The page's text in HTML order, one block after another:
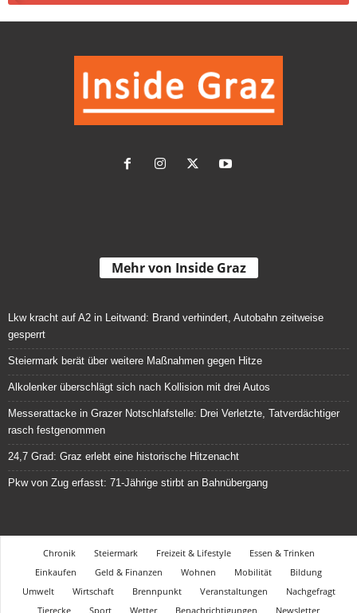
Mehr von Inside Graz
Lkw kracht auf A2 in Leitwand: Brand verhindert, Autobahn zeitweise
gesperrt
Steiermark berät über weitere Maßnahmen gegen Hitze
Alkolenker überschlägt sich nach Kollision mit drei Autos
Messerattacke in Grazer Notschlafstelle: Drei Verletzte, Tatverdächtiger
rasch festgenommen
24,7 Grad: Graz erlebt eine historische Hitzenacht
Pkw von Zug erfasst: 71-Jährige stirbt an Bahnübergang
Chronik Steiermark Freizeit & Lifestyle
Essen & Trinken
Einkaufen
Geld & Finanzen Wohnen Mobilität
Bildung
Umwelt
Wirtschaft Brennpunkt Veranstaltungen
Nachgefragt
Tierecke
Sport Wetter Benachrichtigungen Newsletter